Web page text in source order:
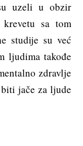
uzeli u obzir
sa tom
studije su već
ljudima takođe
zdravlje
jače za ljude